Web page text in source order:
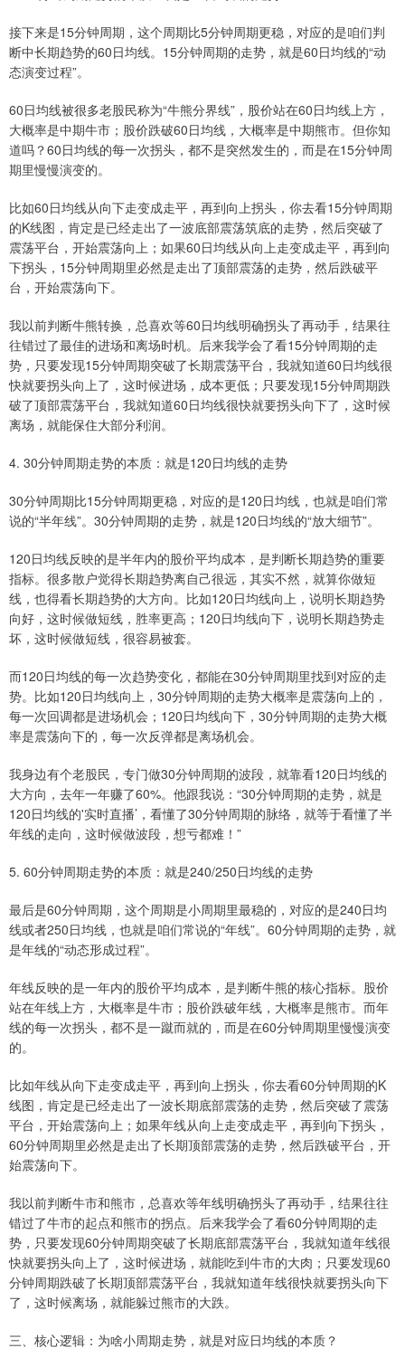
接下来是15分钟周期，这个周期比5分钟周期更稳，对应的是咱们判
断中长期趋势的60日均线。15分钟周期的走势，就是60日均线的“动
态演变过程”。
60日均线被很多老股民称为“牛熊分界线”，股价站在60日均线上方，
大概率是中期牛市；股价跌破60日均线，大概率是中期熊市。但你知
道吗？60日均线的每一次拐头，都不是突然发生的，而是在15分钟周
期里慢慢演变的。
比如60日均线从向下走变成走平，再到向上拐头，你去看15分钟周期
的K线图，肯定是已经走出了一波底部震荡筑底的走势，然后突破了
震荡平台，开始震荡向上；如果60日均线从向上走变成走平，再到向
下拐头，15分钟周期里必然是走出了顶部震荡的走势，然后跌破平
台，开始震荡向下。
我以前判断牛熊转换，总喜欢等60日均线明确拐头了再动手，结果往
往错过了最佳的进场和离场时机。后来我学会了看15分钟周期的走
势，只要发现15分钟周期突破了长期震荡平台，我就知道60日均线很
快就要拐头向上了，这时候进场，成本更低；只要发现15分钟周期跌
破了顶部震荡平台，我就知道60日均线很快就要拐头向下了，这时候
离场，就能保住大部分利润。
4. 30分钟周期走势的本质：就是120日均线的走势
30分钟周期比15分钟周期更稳，对应的是120日均线，也就是咱们常
说的“半年线”。30分钟周期的走势，就是120日均线的“放大细节”。
120日均线反映的是半年内的股价平均成本，是判断长期趋势的重要
指标。很多散户觉得长期趋势离自己很远，其实不然，就算你做短
线，也得看长期趋势的大方向。比如120日均线向上，说明长期趋势
向好，这时候做短线，胜率更高；120日均线向下，说明长期趋势走
坏，这时候做短线，很容易被套。
而120日均线的每一次趋势变化，都能在30分钟周期里找到对应的走
势。比如120日均线向上，30分钟周期的走势大概率是震荡向上的，
每一次回调都是进场机会；120日均线向下，30分钟周期的走势大概
率是震荡向下的，每一次反弹都是离场机会。
我身边有个老股民，专门做30分钟周期的波段，就靠看120日均线的
大方向，去年一年赚了60%。他跟我说：“30分钟周期的走势，就是
120日均线的'实时直播’，看懂了30分钟周期的脉络，就等于看懂了半
年线的走向，这时候做波段，想亏都难！”
5. 60分钟周期走势的本质：就是240/250日均线的走势
最后是60分钟周期，这个周期是小周期里最稳的，对应的是240日均
线或者250日均线，也就是咱们常说的“年线”。60分钟周期的走势，就
是年线的“动态形成过程”。
年线反映的是一年内的股价平均成本，是判断牛熊的核心指标。股价
站在年线上方，大概率是牛市；股价跌破年线，大概率是熊市。而年
线的每一次拐头，都不是一蹴而就的，而是在60分钟周期里慢慢演变
的。
比如年线从向下走变成走平，再到向上拐头，你去看60分钟周期的K
线图，肯定是已经走出了一波长期底部震荡的走势，然后突破了震荡
平台，开始震荡向上；如果年线从向上走变成走平，再到向下拐头，
60分钟周期里必然是走出了长期顶部震荡的走势，然后跌破平台，开
始震荡向下。
我以前判断牛市和熊市，总喜欢等年线明确拐头了再动手，结果往往
错过了牛市的起点和熊市的拐点。后来我学会了看60分钟周期的走
势，只要发现60分钟周期突破了长期底部震荡平台，我就知道年线很
快就要拐头向上了，这时候进场，就能吃到牛市的大肉；只要发现60
分钟周期跌破了长期顶部震荡平台，我就知道年线很快就要拐头向下
了，这时候离场，就能躲过熊市的大跌。
三、核心逻辑：为啥小周期走势，就是对应日均线的本质？